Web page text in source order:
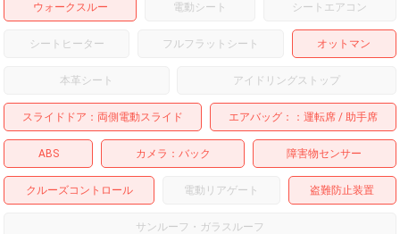
ウォークスルー 電動シート シートエアコン
シートヒーター フルフラットシート オットマン
本革シート アイドリングストップ
スライドドア 両側電動スライド エアバッグ： 運転席 助手席
ABS カメラ バック 障害物センサー
クルーズコントロール 電動リアゲート 盗難防止装置
サンルーフ・ガラスルーフ